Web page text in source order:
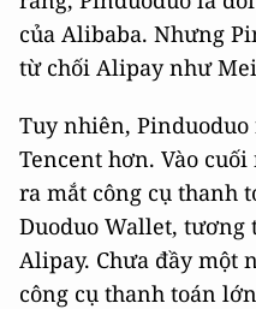
của Alibaba. Nhưng
từ chối Alipay như
Tuy nhiên,
Tencent hơn. Vào
ra mắt công cụ thanh
Duoduo Wallet, tương
Alipay. Chưa đầy một
công cụ thanh toán